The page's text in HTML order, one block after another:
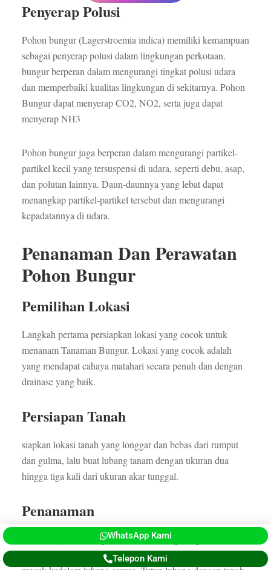
Penyerap Polusi
Pohon bungur (Lagerstroemia indica) memiliki kemampuan
sebagai penyerap polusi dalam lingkungan perkotaan.
bungur berperan dalam mengurangi tingkat polusi udara
dan memperbaiki kualitas lingkungan di sekitarnya. Pohon
Bungur dapat menyerap CO2, NO2, serta juga dapat
menyerap NH3
Pohon bungur juga berperan dalam mengurangi partikel-
partikel kecil yang tersuspensi di udara, seperti debu, asap,
dan polutan lainnya. Daun-daunnya yang lebat dapat
menangkap partikel-partikel tersebut dan mengurangi
kepadatannya di udara.
Penanaman Dan Perawatan
Pohon Bungur
Pemilihan Lokasi
Langkah pertama persiapkan lokasi yang cocok untuk
menanam Tanaman Bungur. Lokasi yang cocok adalah
yang mendapat cahaya matahari secara penuh dan dengan
drainase yang baik.
Persiapan Tanah
siapkan lokasi tanah yang longgar dan bebas dari rumput
dan gulma, lalu buat lubang tanam dengan ukuran dua
hingga tiga kali dari ukuran akar tunggal.
Penanaman
Letakkan pohon bungur ke dalam lubang yang sudah
dipersiapkan tadi dengan hati-hati, pastikan akar sudah
WhatsApp Kami
Telepon Kami